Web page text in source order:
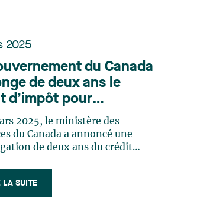
2025
du Canada
de deux ans le
d’impôt pour
minière
2025, le ministère des
du Canada a annoncé une
de deux ans du crédit
qui investissent dans des
accréditives. Cette
LA SUITE